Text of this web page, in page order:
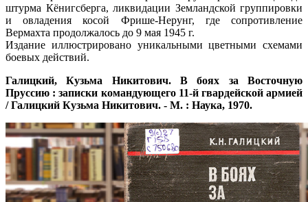
штурма Кёнигсберга, ликвидации Земландской группировки
и овладения косой Фрише-Нерунг, где сопротивление
Вермахта продолжалось до 9 мая 1945 г.
Издание иллюстрировано уникальными цветными схемами
боевых действий.
Галицкий, Кузьма Никитович. В боях за Восточную
Пруссию : записки командующего 11-й гвардейской армией
/ Галицкий Кузьма Никитович. - М. : Наука, 1970.